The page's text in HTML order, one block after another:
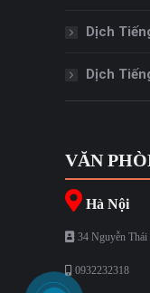
Dịch
Dịch
VĂN
Hà Nội
34 Nguyễn
0932232318